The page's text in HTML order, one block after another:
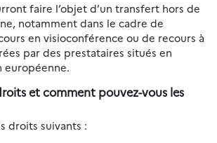
faire l’objet d’un transfert hors de
notamment dans le cadre de
en visioconférence ou de recours à
par des prestataires situés en
européenne.
et comment pouvez-vous les
droits suivants :